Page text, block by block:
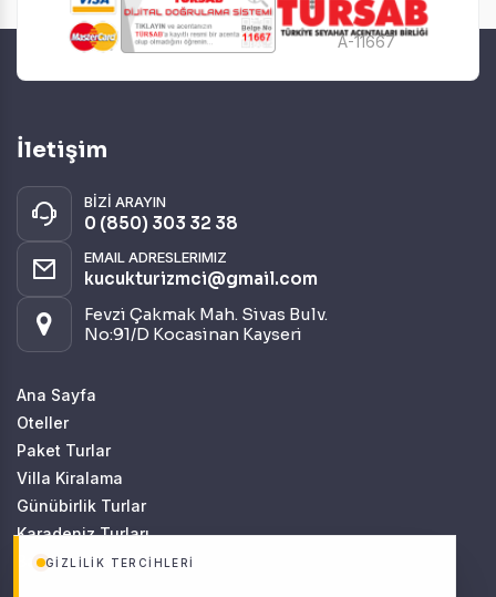
GIZLILIK TERCIHLERI
Kayak ve Kış Sporları(2)
A-11667
İletişim
BİZİ ARAYIN
0 (850) 303 32 38
EMAIL ADRESLERIMIZ
kucukturizmci@gmail.com
Fevzi Çakmak Mah. Sivas Bulv.
No:91/D Kocasinan Kayseri
Ana Sayfa
Oteller
Paket Turlar
Villa Kiralama
Günübirlik Turlar
Karadeniz Turları
Batı Karadeniz Turları